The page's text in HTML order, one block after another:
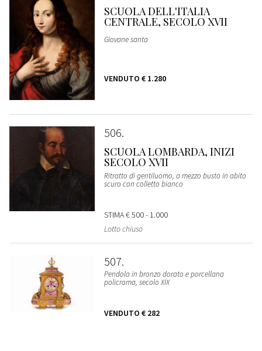
SCUOLA DELL'ITALIA
CENTRALE, SECOLO XVII
Giovane santa
VENDUTO € 1.280
506
SCUOLA LOMBARDA, INIZI
SECOLO XVII
Ritratto di gentiluomo, a mezzo busto in abito
scuro con colletto bianco
STIMA€ 500 - 1.000
Lotto chiuso
507
Pendola in bronzo dorato e porcellana
policroma, secolo XIX
VENDUTO € 282